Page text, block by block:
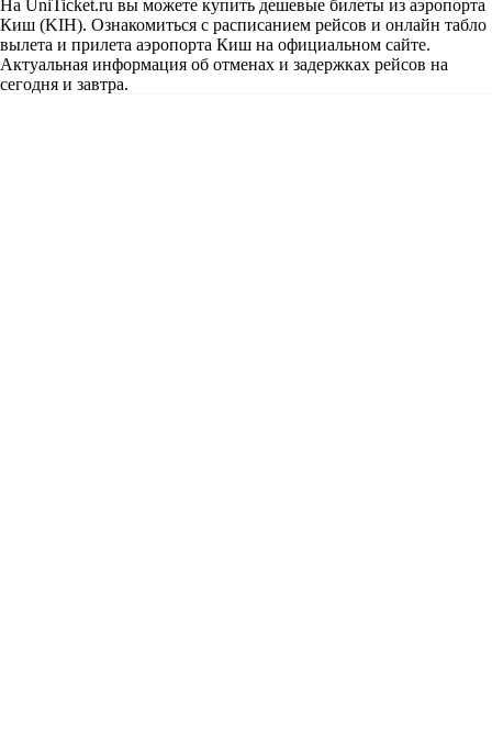
На UniTicket.ru вы можете купить дешевые билеты из аэропорта
Киш (KIH). Ознакомиться с расписанием рейсов и онлайн табло
вылета и прилета аэропорта Киш на официальном сайте.
Актуальная информация об отменах и задержках рейсов на
сегодня и завтра.